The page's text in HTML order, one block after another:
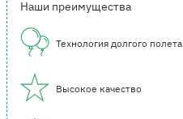
Наши преимущества
Технология долгого полета
Высокое качество